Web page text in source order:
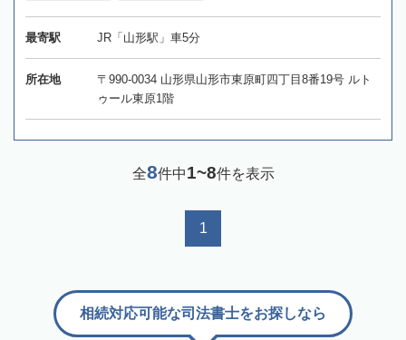
最寄駅 JR「山形駅」車5分
所在地
〒990-0034 山形県山形市東原町四丁目8番19号 ルト
ゥール東原1階
全8件中1~8件を表示
1
相続対応可能な司法書士をお探しなら